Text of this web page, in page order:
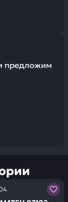
предложим
гарантию
запчасти у